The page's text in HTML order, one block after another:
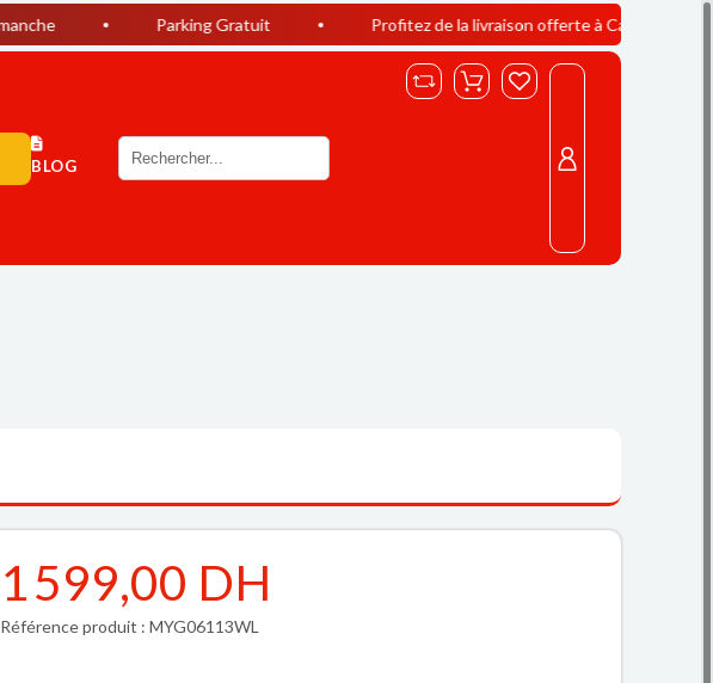
Parking Gratuit Profitez de la livraison offerte à Casablanca dès 400 DH
BLOG
1 599,00 DH
Référence produit : MYG06113WL